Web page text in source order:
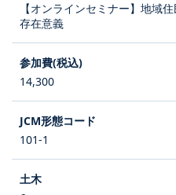
【オンラインセミナー】地域
存在意義
14,300
101-1